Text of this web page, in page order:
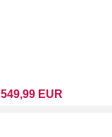
549,99 EUR